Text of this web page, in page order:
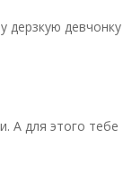
дерзкую девчонку
А для этого тебе